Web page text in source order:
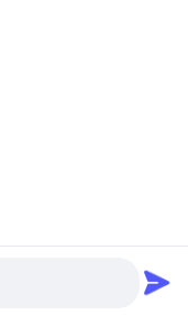
업체. 저작권 © -2026
Ltd. . 판권 소유.